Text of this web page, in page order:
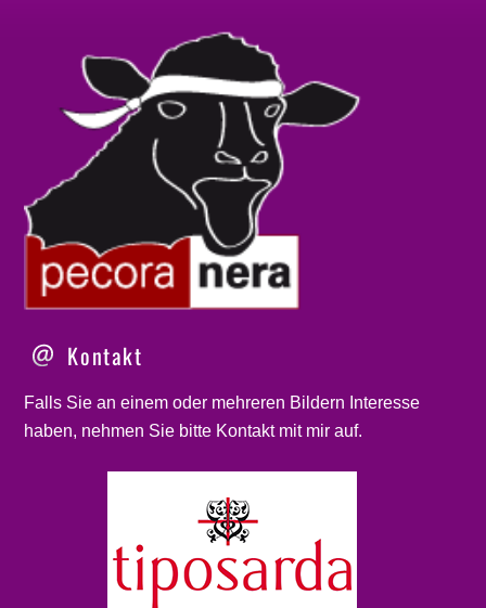
Kontakt
Falls Sie an einem oder mehreren Bildern Interesse
haben, nehmen Sie bitte Kontaktmit mir auf.